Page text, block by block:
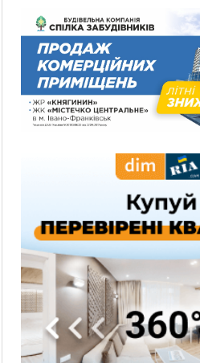
У Франківську вперше
без відкритої операції
18:42
На лінії зіткнення загинув
пошукового загону
18:11
СБС за дві доби уразили 13
окупованих територіях
17:20
Українці подали рекордну
університетів. Які
Зарплати на Прикарпатті за
10%, але до середньої по
заставу та був повторно
15:54
Прикарпатець прийшов у
поліції про гранату, бо
пенсію
14:59
У Болгарії затримали
виготовляв наркотики для
синдикату
14:47
Стефанішина отримала нову
обирають запобіжний захід